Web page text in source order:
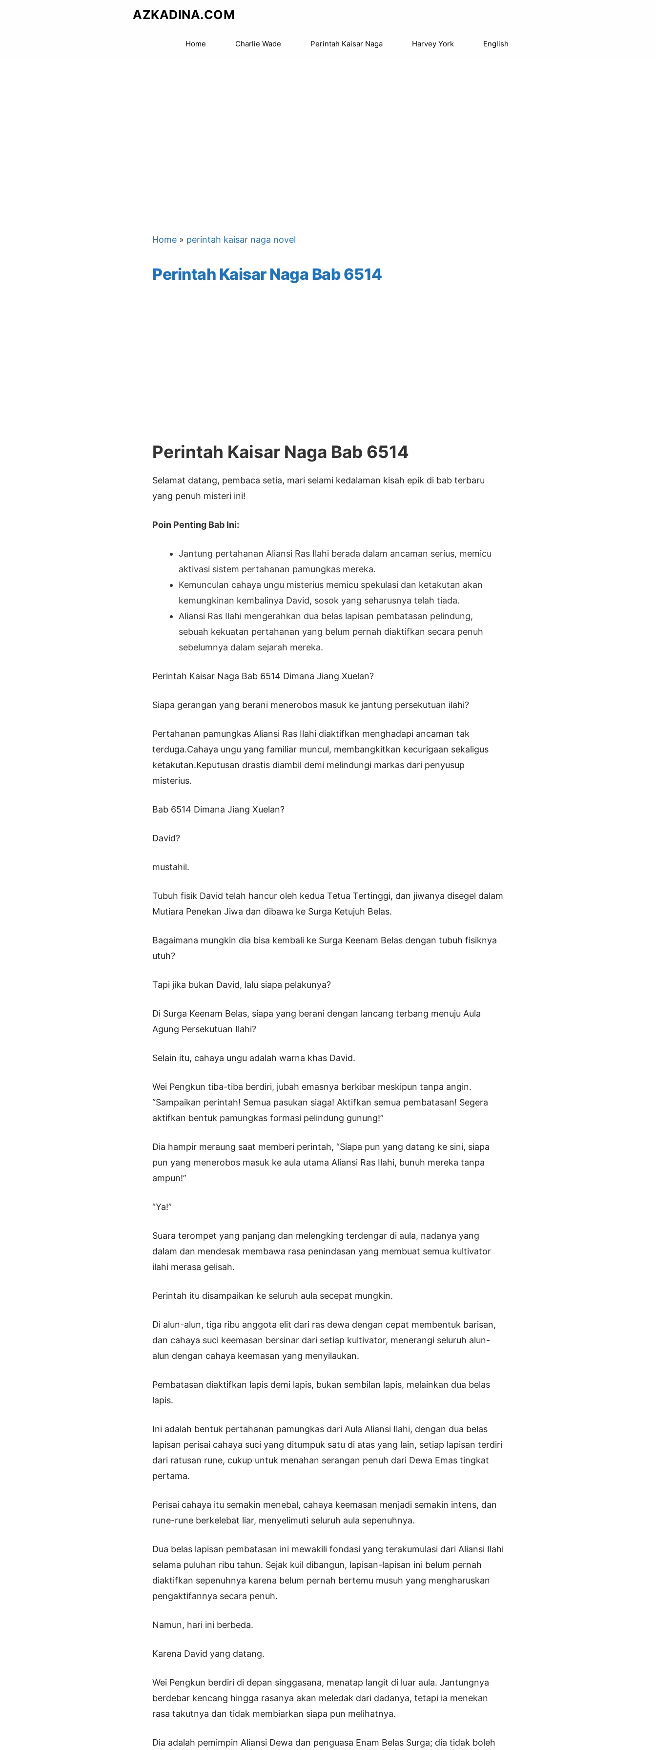
AZKADINA.COM
Home Charlie Wade Perintah Kaisar Naga Harvey York English
Home » perintah kaisar naga novel
Perintah Kaisar Naga Bab 6514
Perintah Kaisar Naga Bab 6514
Selamat datang, pembaca setia, mari selami kedalaman kisah epik di bab terbaru
yang penuh misteri ini!
Poin Penting Bab Ini:
Jantung pertahanan Aliansi Ras Ilahi berada dalam ancaman serius, memicu
aktivasi sistem pertahanan pamungkas mereka.
Kemunculan cahaya ungu misterius memicu spekulasi dan ketakutan akan
kemungkinan kembalinya David, sosok yang seharusnya telah tiada.
Aliansi Ras Ilahi mengerahkan dua belas lapisan pembatasan pelindung,
sebuah kekuatan pertahanan yang belum pernah diaktifkan secara penuh
sebelumnya dalam sejarah mereka.
Perintah Kaisar Naga Bab 6514 Dimana Jiang Xuelan?
Siapa gerangan yang berani menerobos masuk ke jantung persekutuan ilahi?
Pertahanan pamungkas Aliansi Ras Ilahi diaktifkan menghadapi ancaman tak
terduga.Cahaya ungu yang familiar muncul, membangkitkan kecurigaan sekaligus
ketakutan.Keputusan drastis diambil demi melindungi markas dari penyusup
misterius.
Bab 6514 Dimana Jiang Xuelan?
David?
mustahil.
Tubuh fisik David telah hancur oleh kedua Tetua Tertinggi, dan jiwanya disegel dalam
Mutiara Penekan Jiwa dan dibawa ke Surga Ketujuh Belas.
Bagaimana mungkin dia bisa kembali ke Surga Keenam Belas dengan tubuh fisiknya
utuh?
Tapi jika bukan David, lalu siapa pelakunya?
Di Surga Keenam Belas, siapa yang berani dengan lancang terbang menuju Aula
Agung Persekutuan Ilahi?
Selain itu, cahaya ungu adalah warna khas David.
Wei Pengkun tiba-tiba berdiri, jubah emasnya berkibar meskipun tanpa angin.
“Sampaikan perintah! Semua pasukan siaga! Aktifkan semua pembatasan! Segera
aktifkan bentuk pamungkas formasi pelindung gunung!”
Dia hampir meraung saat memberi perintah, “Siapa pun yang datang ke sini, siapa
pun yang menerobos masuk ke aula utama Aliansi Ras Ilahi, bunuh mereka tanpa
ampun!”
“Ya!”
Suara terompet yang panjang dan melengking terdengar di aula, nadanya yang
dalam dan mendesak membawa rasa penindasan yang membuat semua kultivator
ilahi merasa gelisah.
Perintah itu disampaikan ke seluruh aula secepat mungkin.
Di alun-alun, tiga ribu anggota elit dari ras dewa dengan cepat membentuk barisan,
dan cahaya suci keemasan bersinar dari setiap kultivator, menerangi seluruh alun-
alun dengan cahaya keemasan yang menyilaukan.
Pembatasan diaktifkan lapis demi lapis, bukan sembilan lapis, melainkan dua belas
lapis.
Ini adalah bentuk pertahanan pamungkas dari Aula Aliansi Ilahi, dengan dua belas
lapisan perisai cahaya suci yang ditumpuk satu di atas yang lain, setiap lapisan terdiri
dari ratusan rune, cukup untuk menahan serangan penuh dari Dewa Emas tingkat
pertama.
Perisai cahaya itu semakin menebal, cahaya keemasan menjadi semakin intens, dan
rune-rune berkelebat liar, menyelimuti seluruh aula sepenuhnya.
Dua belas lapisan pembatasan ini mewakili fondasi yang terakumulasi dari Aliansi Ilahi
selama puluhan ribu tahun. Sejak kuil dibangun, lapisan-lapisan ini belum pernah
diaktifkan sepenuhnya karena belum pernah bertemu musuh yang mengharuskan
pengaktifannya secara penuh.
Namun, hari ini berbeda.
Karena David yang datang.
Wei Pengkun berdiri di depan singgasana, menatap langit di luar aula. Jantungnya
berdebar kencang hingga rasanya akan meledak dari dadanya, tetapi ia menekan
rasa takutnya dan tidak membiarkan siapa pun melihatnya.
Dia adalah pemimpin Aliansi Dewa dan penguasa Enam Belas Surga; dia tidak boleh